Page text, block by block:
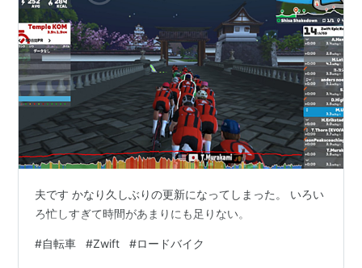
夫です かなり久しぶりの更新になってしまった。 いろい
ろ忙しすぎて時間があまりにも足りない。
#自転車 #Zwift #ロードバイク